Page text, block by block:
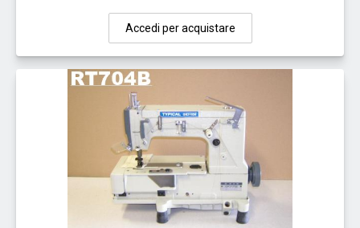
Accedi per acquistare